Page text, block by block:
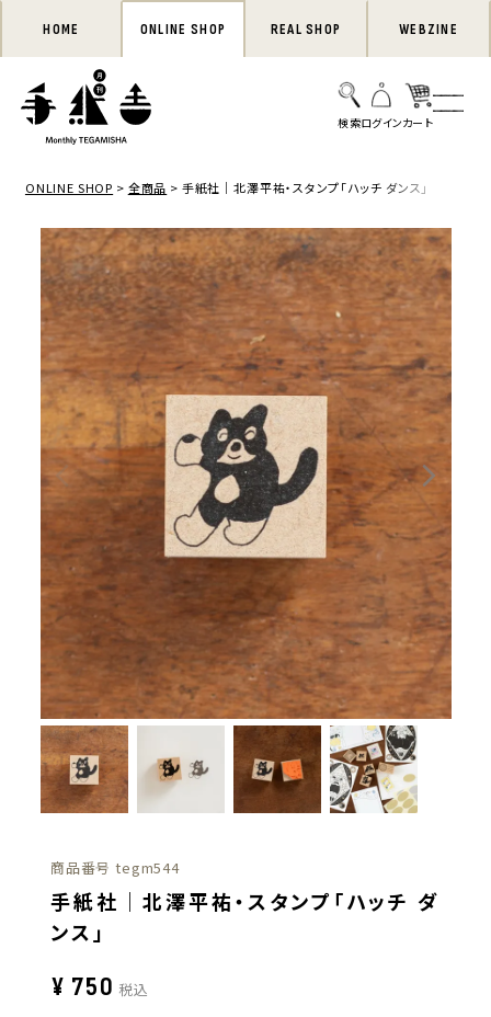
HOME ONLINE SHOP REAL SHOP WEBZINE
ONLINE SHOP 全商品 手紙社｜北澤平祐・スタンプ「ハッチ ダンス」
商品番号 tegm544
手紙社｜北澤平祐・スタンプ「ハッチ ダ
ンス」
¥ 750 税込